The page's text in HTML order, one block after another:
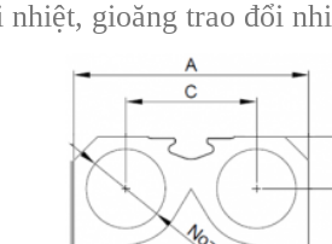
nhiệt, gioăng trao đổi